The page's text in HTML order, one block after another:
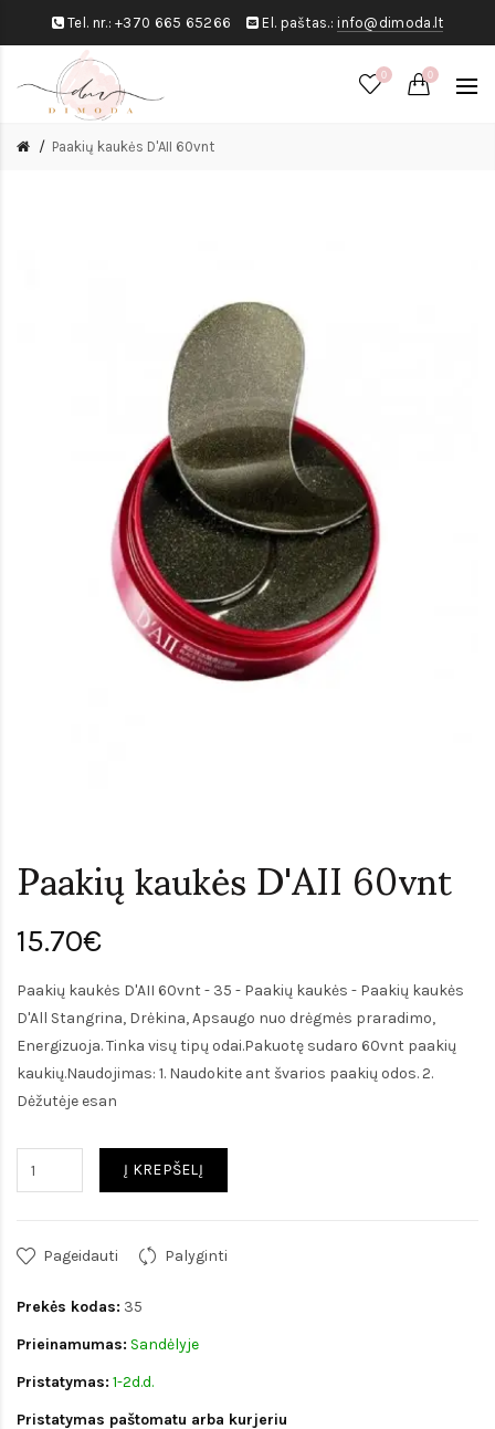
Tel. nr.:+370 665 65266 El. paštas.:info@dimoda.lt
0 0
Paakių kaukės D'AII 60vnt
Paakių kaukės D'AII 60vnt
15.70€
Paakių kaukės D'AII 60vnt - 35 - Paakių kaukės - Paakių kaukės
D'All Stangrina, Drėkina, Apsaugo nuo drėgmės praradimo,
Energizuoja. Tinka visų tipų odai.Pakuotę sudaro 60vnt paakių
kaukių.Naudojimas: 1. Naudokite ant švarios paakių odos. 2.
Dėžutėje esan
Į KREPŠELĮ
Pageidauti Palyginti
Prekės kodas: 35
Prieinamumas: Sandėlyje
Pristatymas: 1-2d.d.
Pristatymas paštomatu arba kurjeriu